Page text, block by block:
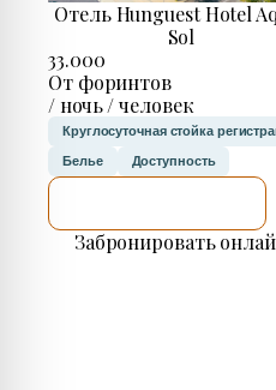
Отель Hunguest Hotel
Sol
33.000
От форинтов
/ ночь / человек
Круглосуточная стойка
Белье Доступность
Забронировать